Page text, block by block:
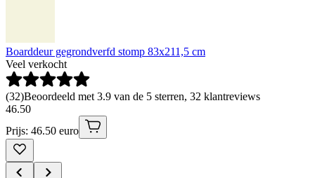
Boarddeur gegrondverfd stomp 83x211,5 cm
Veel verkocht
(32)Beoordeeld met 3.9 van de 5 sterren, 32 klantreviews
46.50
Prijs: 46.50 euro